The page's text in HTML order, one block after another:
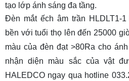
tạo lớp ánh sáng đa tầng.
Đèn mắt ếch âm trần HLDLT1-1
bền với tuổi thọ lên đến 25000
màu của đèn đạt >80Ra cho
nhận diện màu sắc của vật
HALEDCO ngay qua hotline